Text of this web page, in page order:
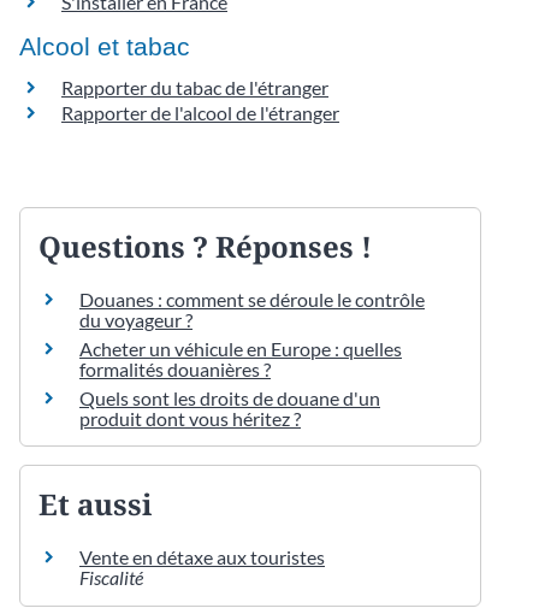
Alcool et tabac
Rapporter du tabac de l'étranger
Rapporter de l'alcool de l'étranger
Questions ? Réponses !
Douanes : comment se déroule le contrôle
du voyageur ?
Acheter un véhicule en Europe : quelles
formalités douanières ?
Quels sont les droits de douane d'un
produit dont vous héritez ?
Et aussi
Vente en détaxe aux touristes
Fiscalité